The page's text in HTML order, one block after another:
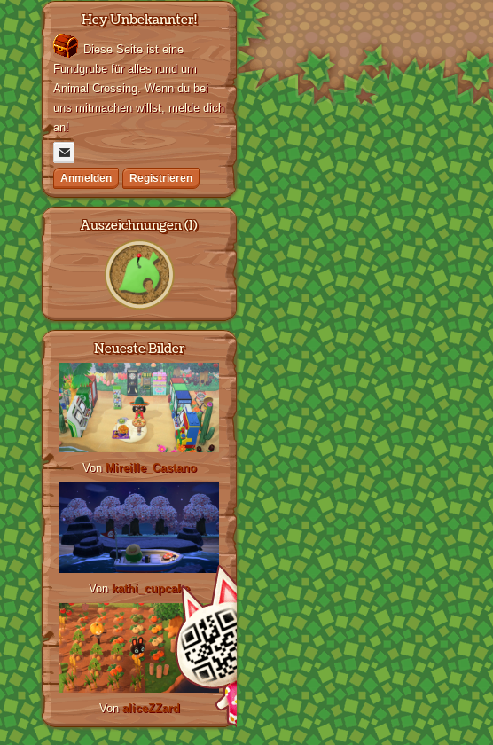
Hey Unbekannter!
Diese Seite ist eine
Fundgrube für alles rund um
Animal Crossing. Wenn du bei
uns mitmachen willst, melde dich
an!
Anmelden Registrieren
Auszeichnungen (1)
Neueste Bilder
Von Mireille_Castano
Von kathi_cupcake
VonaliceZZard